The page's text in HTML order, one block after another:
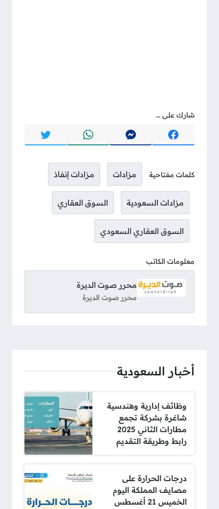
شارك على ...
كلمات مفتاحية مزادات مزادات إنفاذ
مزادات السعودية السوق العقاري
السوق العقاري السعودي
معلومات الكاتب
محرر صوت الديرة
محرر صوت الديرة
أخبار السعودية
وظائف إدارية وهندسية
شاغرة بشركة تجمع
مطارات الثاني 2025
رابط وطريقة التقديم
درجات الحرارة على
مصايف المملكة اليوم
الخميس 21 أغسطس